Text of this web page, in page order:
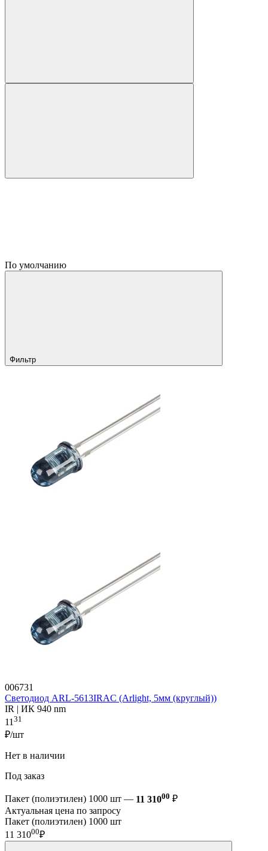
По умолчанию
Фильтр
006731
Светодиод ARL-5613IRAC (Arlight, 5мм (круглый))
IR | ИК 940 nm
1131
₽/шт
Нет в наличии
Под заказ
Пакет (полиэтилен) 1000 шт — 11 31000 ₽
Актуальная цена по запросу
Пакет (полиэтилен) 1000 шт
11 31000₽